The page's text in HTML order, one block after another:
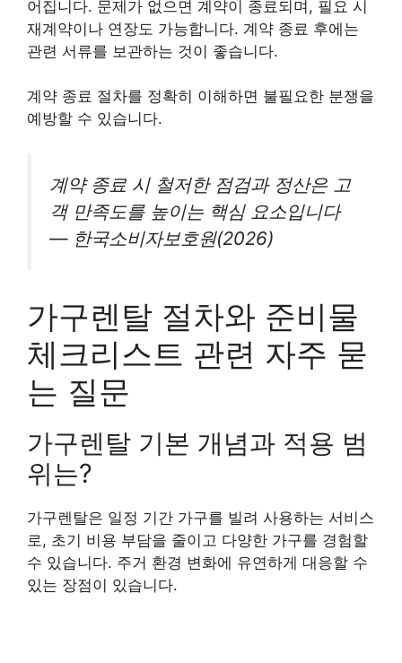
어집니다. 문제가 없으면 계약이 종료되며, 필요 시
재계약이나 연장도 가능합니다. 계약 종료 후에는
관련 서류를 보관하는 것이 좋습니다.
계약 종료 절차를 정확히 이해하면 불필요한 분쟁을
예방할 수 있습니다.
계약 종료 시 철저한 점검과 정산은 고
객 만족도를 높이는 핵심 요소입니다
— 한국소비자보호원(2026)
가구렌탈 절차와 준비물
체크리스트 관련 자주 묻
는 질문
가구렌탈 기본 개념과 적용 범
위는?
가구렌탈은 일정 기간 가구를 빌려 사용하는 서비스
로, 초기 비용 부담을 줄이고 다양한 가구를 경험할
수 있습니다. 주거 환경 변화에 유연하게 대응할 수
있는 장점이 있습니다.